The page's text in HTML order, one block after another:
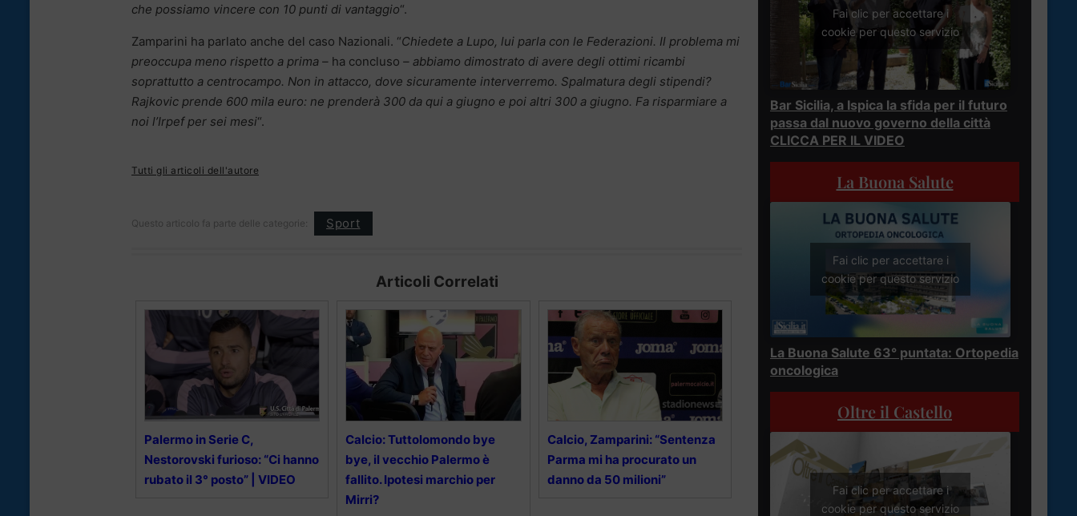
che possiamo vincere con 10 punti di vantaggio“.
Zamparini ha parlato anche del caso Nazionali. “Chiedete a Lupo, lui parla con le Federazioni. Il problema mi
preoccupa meno rispetto a prima – ha concluso – abbiamo dimostrato di avere degli ottimi ricambi
soprattutto a centrocampo. Non in attacco, dove sicuramente interverremo. Spalmatura degli stipendi?
Rajkovic prende 600 mila euro: ne prenderà 300 da qui a giugno e poi altri 300 a giugno. Fa risparmiare a
noi l’Irpef per sei mesi“.
Tutti gli articoli dell'autore
Questo articolo fa parte delle categorie: Sport
Articoli Correlati
Palermo in Serie C,
Nestorovski furioso: “Ci hanno
rubato il 3° posto” | VIDEO
Calcio: Tuttolomondo bye
bye, il vecchio Palermo è
fallito. Ipotesi marchio per
Mirri?
Calcio, Zamparini: “Sentenza
Parma mi ha procurato un
danno da 50 milioni”
Fai clic per accettare i
cookie per questo servizio
Bar Sicilia, a Ispica la sfida per il futuro
passa dal nuovo governo della città
CLICCA PER IL VIDEO
La Buona Salute
Fai clic per accettare i
cookie per questo servizio
La Buona Salute 63° puntata: Ortopedia
oncologica
Oltre il Castello
Fai clic per accettare i
cookie per questo servizio